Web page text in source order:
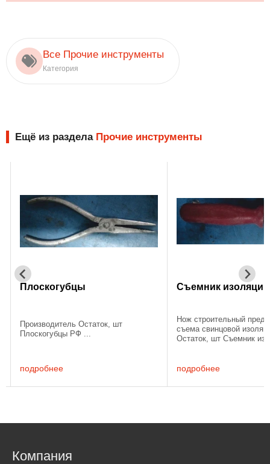
Все Прочие инструменты
Категория
Ещё из раздела Прочие инструменты
Остаток, шт
РФ ...
Съемник изоляции
Нож строительный
съема свинцовой изоляции с
Остаток, шт Съемник изоляции
подробнее
Компания